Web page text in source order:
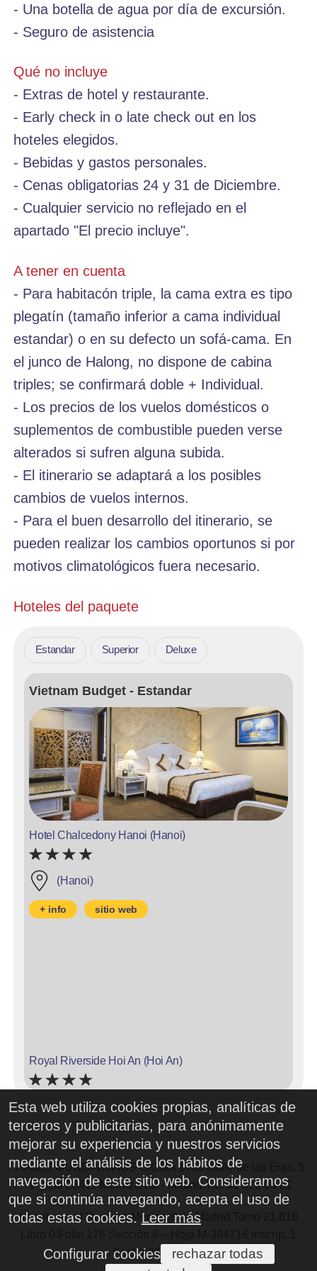
- Una botella de agua por día de excursión.
- Seguro de asistencia
Qué no incluye
- Extras de hotel y restaurante.
- Early check in o late check out en los
hoteles elegidos.
- Bebidas y gastos personales.
- Cenas obligatorias 24 y 31 de Diciembre.
- Cualquier servicio no reflejado en el
apartado "El precio incluye".
A tener en cuenta
- Para habitacón triple, la cama extra es tipo
plegatín (tamaño inferior a cama individual
estandar) o en su defecto un sofá-cama. En
el junco de Halong, no dispone de cabina
triples; se confirmará doble + Individual.
- Los precios de los vuelos domésticos o
suplementos de combustible pueden verse
alterados si sufren alguna subida.
- El itinerario se adaptará a los posibles
cambios de vuelos internos.
- Para el buen desarrollo del itinerario, se
pueden realizar los cambios oportunos si por
motivos climatológicos fuera necesario.
Hoteles del paquete
Estandar Superior Deluxe
Vietnam Budget - Estandar
Hotel Chalcedony Hanoi (Hanoi)
(Hanoi)
+ info sitio web
Royal Riverside Hoi An (Hoi An)
(Hoi An)
+84 235 3666 979
+ info sitio web
VIAJES MUNDINOVIOS CICMA 1730 Calle de las Eras, 5
-1° piso 28411 Moralzarzal - Madrid Tlf.: 91 521 06 81
Inscrita en el Registro Mercantil de Madrid Tomo 21,618
Fecha 31/08/2005
Esta web utiliza cookies propias, analíticas de
terceros y publicitarias, para anónimamente
mejorar su experiencia y nuestros servicios
mediante el análisis de los hábitos de
navegación de este sitio web. Consideramos
que si continúa navegando, acepta el uso de
todas estas cookies. Leer más
Configurar cookies
rechazar todas